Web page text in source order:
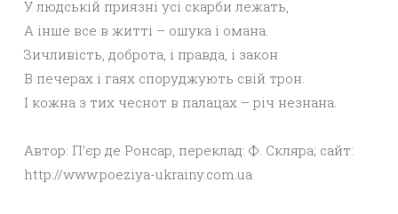
У людській приязні усі скарби лежать,
А інше все в житті – ошука і омана.
Зичливість, доброта, і правда, і закон
В печерах і гаях споруджують свій трон.
І кожна з тих чеснот в палацах – річ незнана.
Автор: П’єр де Ронсар, переклад: Ф. Скляра; сайт:
http://www.poeziya-ukrainy.com.ua